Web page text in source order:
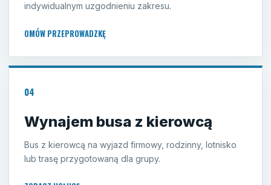
indywidualnym uzgodnieniu zakresu.
OMÓW PRZEPROWADZKĘ
04
Wynajem busa z kierowcą
Bus z kierowcą na wyjazd firmowy, rodzinny, lotnisko
lub trasę przygotowaną dla grupy.